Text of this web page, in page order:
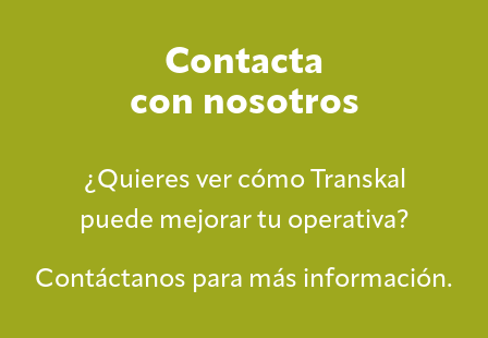
Contacta
con nosotros
¿Quieres ver cómo Transkal
puede mejorar tu operativa?
Contáctanos para más información.